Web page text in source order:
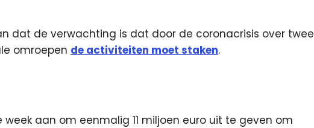
dat de verwachting is dat door de coronacrisis over twee
omroepen de activiteiten moet staken.
week aan om eenmalig 11 miljoen euro uit te geven om